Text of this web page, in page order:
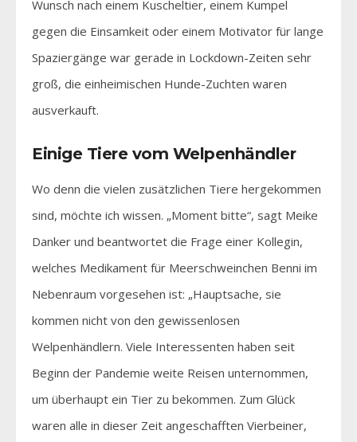
Wunsch nach einem Kuscheltier, einem Kumpel
gegen die Einsamkeit oder einem Motivator für lange
Spaziergänge war gerade in Lockdown-Zeiten sehr
groß, die einheimischen Hunde-Zuchten waren
ausverkauft.
Einige Tiere vom Welpenhändler
Wo denn die vielen zusätzlichen Tiere hergekommen
sind, möchte ich wissen. „Moment bitte“, sagt Meike
Danker und beantwortet die Frage einer Kollegin,
welches Medikament für Meerschweinchen Benni im
Nebenraum vorgesehen ist: „Hauptsache, sie
kommen nicht von den gewissenlosen
Welpenhändlern. Viele Interessenten haben seit
Beginn der Pandemie weite Reisen unternommen,
um überhaupt ein Tier zu bekommen. Zum Glück
waren alle in dieser Zeit angeschafften Vierbeiner,